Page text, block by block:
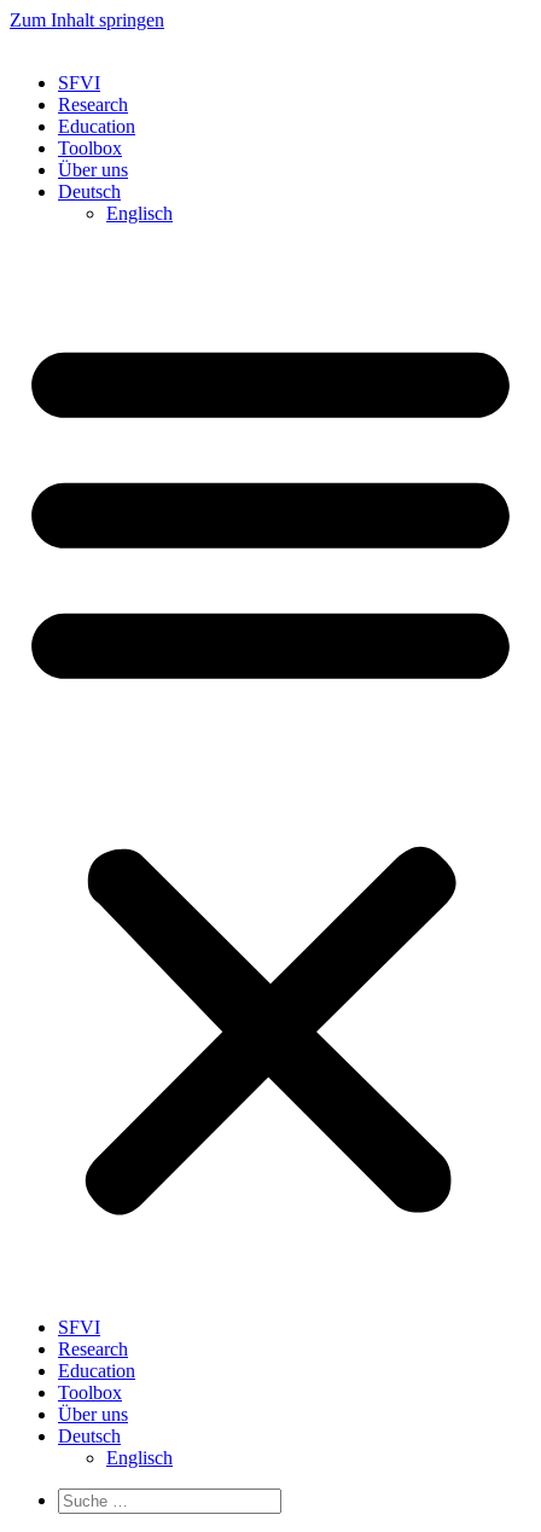
Zum Inhalt springen
SFVI
Research
Education
Toolbox
Über uns
Deutsch
Englisch
SFVI
Research
Education
Toolbox
Über uns
Deutsch
Englisch